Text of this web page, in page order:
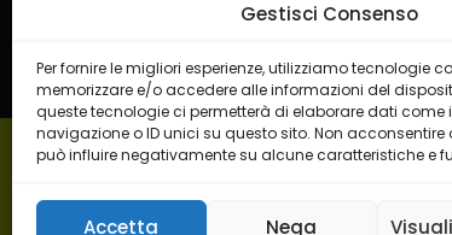
Gestisci Consenso
Per fornire le migliori esperienze, utilizziamo tecnologie
memorizzare e/o accedere alle informazioni del
queste tecnologie ci permetterà di elaborare dati
navigazione o ID unici su questo sito. Non acconsentire
può influire negativamente su alcune caratteristiche e
Accetta Nega